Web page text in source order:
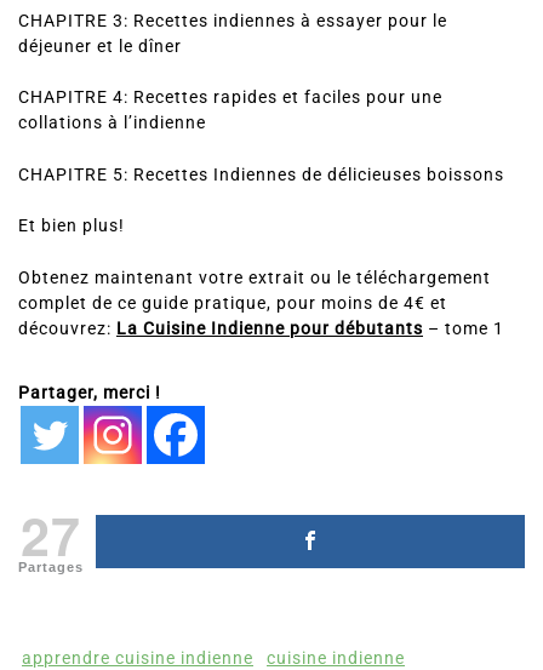
CHAPITRE 3: Recettes indiennes à essayer pour le
déjeuner et le dîner
CHAPITRE 4: Recettes rapides et faciles pour une
collations à l’indienne
CHAPITRE 5: Recettes Indiennes de délicieuses boissons
Et bien plus!
Obtenez maintenant votre extrait ou le téléchargement
complet de ce guide pratique, pour moins de 4€ et
découvrez: La Cuisine Indienne pour débutants – tome 1
Partager, merci !
27
Partages
apprendre cuisine indienne cuisine indienne